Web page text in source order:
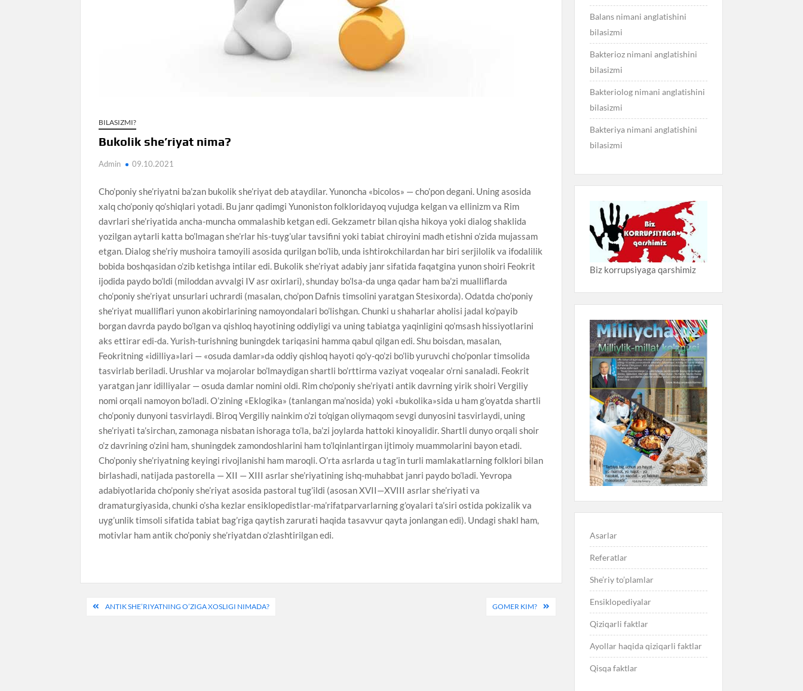
BILASIZMI?
Bukolik she’riyat nima?
Admin 09.10.2021
Cho’poniy she’riyatni ba’zan bukolik she’riyat deb ataydilar. Yunoncha «bicolos» — cho’pon degani. Uning asosida
xalq cho’poniy qo’shiqlari yotadi. Bu janr qadimgi Yunoniston folkloridayoq vujudga kelgan va ellinizm va Rim
davrlari she’riyatida ancha-muncha ommalashib ketgan edi. Gekzametr bilan qisha hikoya yoki dialog shaklida
yozilgan aytarli katta bo’lmagan she’rlar his-tuyg’ular tavsifini yoki tabiat chiroyini madh etishni o’zida mujassam
etgan. Dialog she’riy mushoira tamoyili asosida qurilgan bo’lib, unda ishtirokchilardan har biri serjilolik va ifodalilik
bobida boshqasidan o’zib ketishga intilar edi. Bukolik she’riyat adabiy janr sifatida faqatgina yunon shoiri Feokrit
ijodida paydo bo’ldi (miloddan avvalgi IV asr oxirlari), shunday bo’lsa-da unga qadar ham ba’zi mualliflarda
cho’poniy she’riyat unsurlari uchrardi (masalan, cho’pon Dafnis timsolini yaratgan Stesixorda). Odatda cho’poniy
she’riyat mualliflari yunon akobirlarining namoyondalari bo’lishgan. Chunki u shaharlar aholisi jadal ko’payib
borgan davrda paydo bo’lgan va qishloq hayotining oddiyligi va uning tabiatga yaqinligini qo’msash hissiyotlarini
aks ettirar edi-da. Yurish-turishning buningdek tariqasini hamma qabul qilgan edi. Shu boisdan, masalan,
Feokritning «idilliya»lari — «osuda damlar»da oddiy qishloq hayoti qo’y-qo’zi bo’lib yuruvchi cho’ponlar timsolida
tasvirlab beriladi. Urushlar va mojarolar bo’lmaydigan shartli bo’rttirma vaziyat voqealar o’rni sanaladi. Feokrit
yaratgan janr idilliyalar — osuda damlar nomini oldi. Rim cho’poniy she’riyati antik davrning yirik shoiri Vergiliy
nomi orqali namoyon bo’ladi. O’zining «Eklogika» (tanlangan ma’nosida) yoki «bukolika»sida u ham g’oyatda shartli
cho’poniy dunyoni tasvirlaydi. Biroq Vergiliy nainkim o’zi to’qigan oliymaqom sevgi dunyosini tasvirlaydi, uning
she’riyati ta’sirchan, zamonaga nisbatan ishoraga to’la, ba’zi joylarda hattoki kinoyalidir. Shartli dunyo orqali shoir
o’z davrining o’zini ham, shuningdek zamondoshlarini ham to’lqinlantirgan ijtimoiy muammolarini bayon etadi.
Cho’poniy she’riyatning keyingi rivojlanishi ham maroqli. O’rta asrlarda u tag’in turli mamlakatlarning folklori bilan
birlashadi, natijada pastorella — XII — XIII asrlar she’riyatining ishq-muhabbat janri paydo bo’ladi. Yevropa
adabiyotlarida cho’poniy she’riyat asosida pastoral tug’ildi (asosan XVII—XVIII asrlar she’riyati va
dramaturgiyasida, chunki o’sha kezlar ensiklopedistlar-ma’rifatparvarlarning g’oyalari ta’siri ostida pokizalik va
uyg’unlik timsoli sifatida tabiat bag’riga qaytish zarurati haqida tasavvur qayta jonlangan edi). Undagi shakl ham,
motivlar ham antik cho’poniy she’riyatdan o’zlashtirilgan edi.
PostANTIK SHE’RIYATNING O’ZIGA XOSLIGI NIMADA? GOMER KIM?
Balans nimani anglatishini
bilasizmi
Bakterioz nimani anglatishini
bilasizmi
Bakteriolog nimani anglatishini
bilasizmi
Bakteriya nimani anglatishini
bilasizmi
Biz korrupsiyaga qarshimiz
Asarlar
Referatlar
She’riy to’plamlar
Ensiklopediyalar
Qiziqarli faktlar
Ayollar haqida qiziqarli faktlar
Qisqa faktlar